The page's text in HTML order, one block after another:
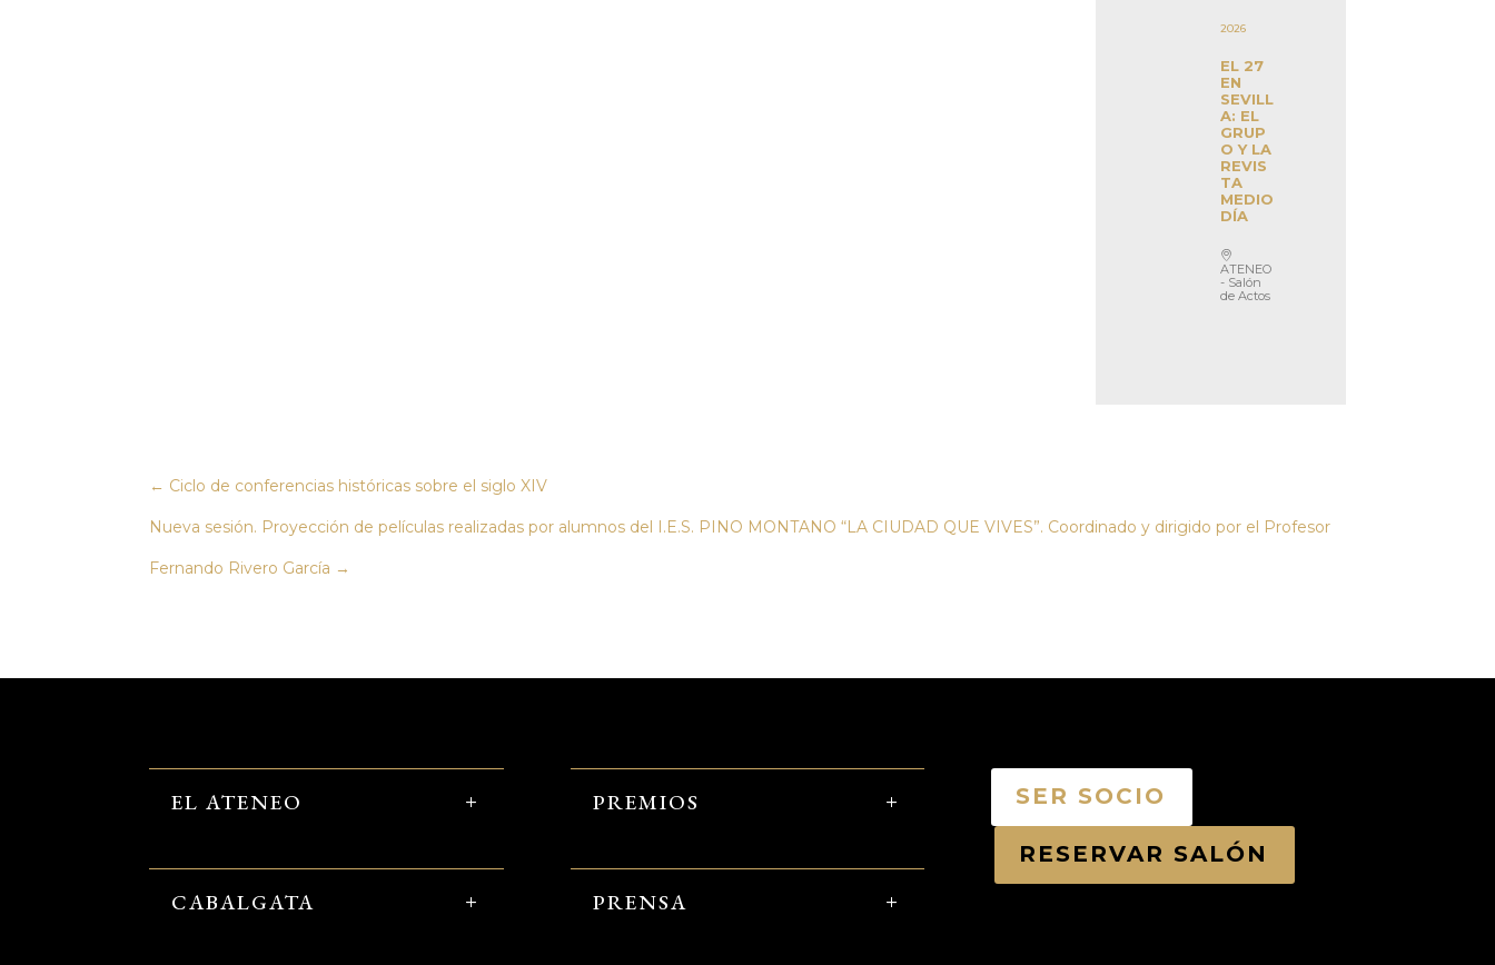
2026
EL 27
EN
SEVILL
A: EL
GRUP
O Y LA
REVIS
TA
MEDIO
DÍA
ATENEO
- Salón
de Actos
← Ciclo de conferencias históricas sobre el siglo XIV
Nueva sesión. Proyección de películas realizadas por alumnos del I.E.S. PINO MONTANO “LA CIUDAD QUE VIVES”. Coordinado y dirigido por el Profesor
Fernando Rivero García →
EL ATENEO
CABALGATA
PREMIOS
PRENSA
SER SOCIO
RESERVAR SALÓN